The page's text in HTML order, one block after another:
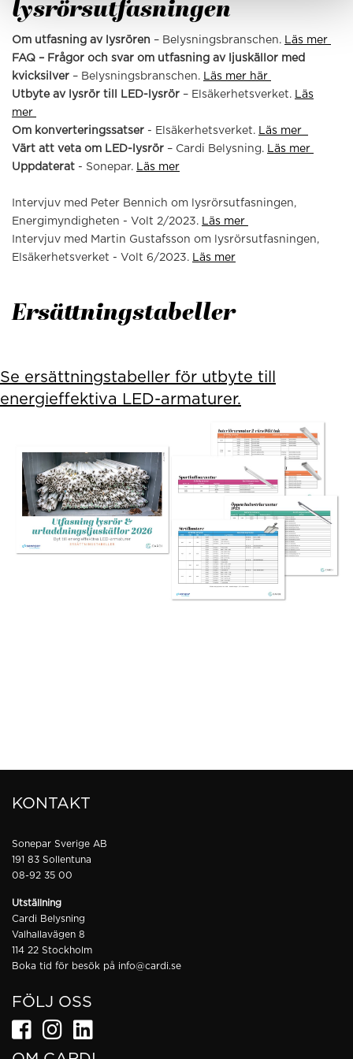
lysrörsutfasningen
Om utfasning av lysrören – Belysningsbranschen. Läs mer
FAQ – Frågor och svar om utfasning av ljuskällor med
kvicksilver – Belysningsbranschen. Läs mer här
Utbyte av lysrör till LED-lysrör – Elsäkerhetsverket. Läs
mer
Om konverteringssatser - Elsäkerhetsverket. Läs mer
Värt att veta om LED-lysrör – Cardi Belysning. Läs mer
Uppdaterat - Sonepar. Läs mer
Intervjuv med Peter Bennich om lysrörsutfasningen,
Energimyndigheten - Volt 2/2023. Läs mer
Intervjuv med Martin Gustafsson om lysrörsutfasningen,
Elsäkerhetsverket - Volt 6/2023. Läs mer
Ersättningstabeller
Se ersättningstabeller för utbyte till
energieffektiva LED-armaturer.
KONTAKT
Sonepar Sverige AB
191 83 Sollentuna
08-92 35 00
Utställning
Cardi Belysning
Valhallavägen 8
114 22 Stockholm
Boka tid för besök på info@cardi.se
FÖLJ OSS